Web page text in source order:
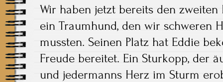
Wir haben jetzt bereits den
ein Traumhund, den wir schweren
mussten. Seinen Platz hat Eddie
Freude bereitet. Ein Sturkopp, der
und jedermanns Herz im Sturm